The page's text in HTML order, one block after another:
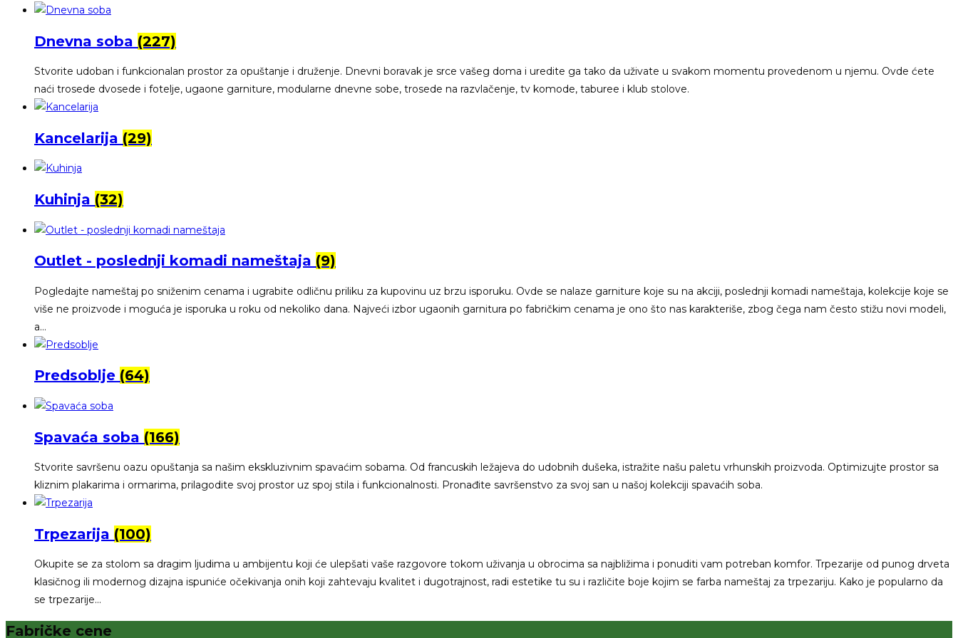
Dnevna soba (227)
Stvorite udoban i funkcionalan prostor za opuštanje i druženje. Dnevni boravak je srce vašeg doma i uredite ga tako da uživate u svakom momentu provedenom u njemu. Ovde ćete
naći trosede dvosede i fotelje, ugaone garniture, modularne dnevne sobe, trosede na razvlačenje, tv komode, taburee i klub stolove.
Kancelarija (29)
Kuhinja (32)
Outlet - poslednji komadi nameštaja (9)
Pogledajte nameštaj po sniženim cenama i ugrabite odličnu priliku za kupovinu uz brzu isporuku. Ovde se nalaze garniture koje su na akciji, poslednji komadi nameštaja, kolekcije koje se
više ne proizvode i moguća je isporuka u roku od nekoliko dana. Najveći izbor ugaonih garnitura po fabričkim cenama je ono što nas karakteriše, zbog čega nam često stižu novi modeli,
a…
Predsoblje (64)
Spavaća soba (166)
Stvorite savršenu oazu opuštanja sa našim ekskluzivnim spavaćim sobama. Od francuskih ležajeva do udobnih dušeka, istražite našu paletu vrhunskih proizvoda. Optimizujte prostor sa
kliznim plakarima i ormarima, prilagodite svoj prostor uz spoj stila i funkcionalnosti. Pronađite savršenstvo za svoj san u našoj kolekciji spavaćih soba.
Trpezarija (100)
Okupite se za stolom sa dragim ljudima u ambijentu koji će ulepšati vaše razgovore tokom uživanja u obrocima sa najbližima i ponuditi vam potreban komfor. Trpezarije od punog drveta
klasičnog ili modernog dizajna ispuniće očekivanja onih koji zahtevaju kvalitet i dugotrajnost, radi estetike tu su i različite boje kojim se farba nameštaj za trpezariju. Kako je popularno da
se trpezarije…
Fabričke cene